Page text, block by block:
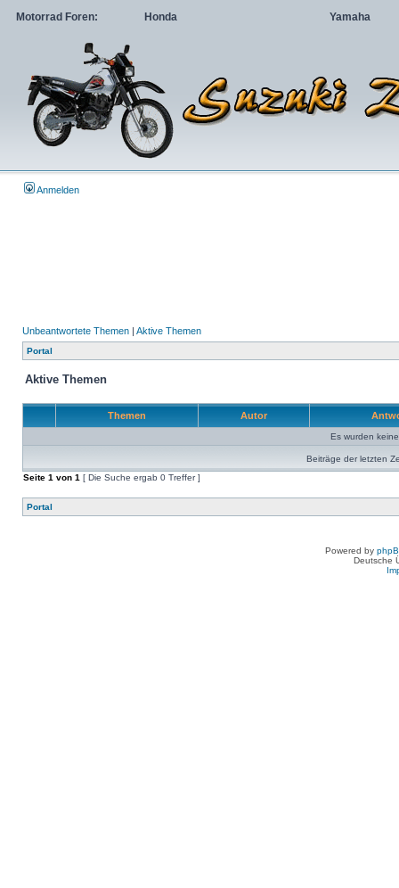
Motorrad Foren: Honda Yamaha
Anmelden
Unbeantwortete Themen | Aktive Themen
Portal
Aktive Themen
Themen Autor
Es wurden
Beiträge der letzten
Seite 1 von 1 [ Die Suche ergab 0 Treffer ]
Portal
Powered by
Deutsche